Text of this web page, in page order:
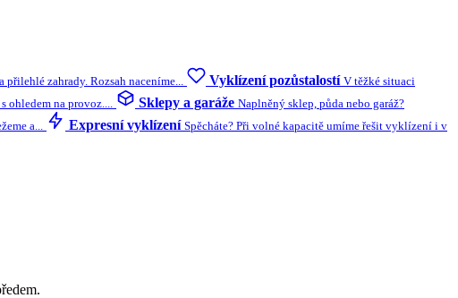
přilehlé zahrady. Rozsah naceníme... Vyklízení pozůstalostí V těžké situaci
ohledem na provoz.... Sklepy a garáže Naplněný sklep, půda nebo garáž?
a... Expresní vyklízení Spěcháte? Při volné kapacitě umíme řešit vyklízení i v